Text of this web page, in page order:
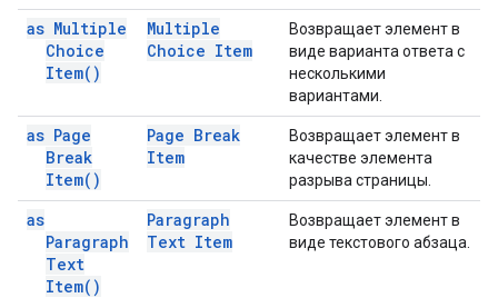
as Multiple
Choice
Item( )
Multiple
Choice Item
Возвращает элемент в
виде варианта ответа с
несколькими
вариантами.
as Page
Break
Item( )
Page Break
Item
Возвращает элемент в
качестве элемента
разрыва страницы.
as
Paragraph
Text
Item( )
Paragraph
Text Item
Возвращает элемент в
виде текстового абзаца.